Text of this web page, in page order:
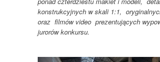
konstrukcyjnych w skali 1:1,
oraz filmów video prezentujących
jurorów konkursu.